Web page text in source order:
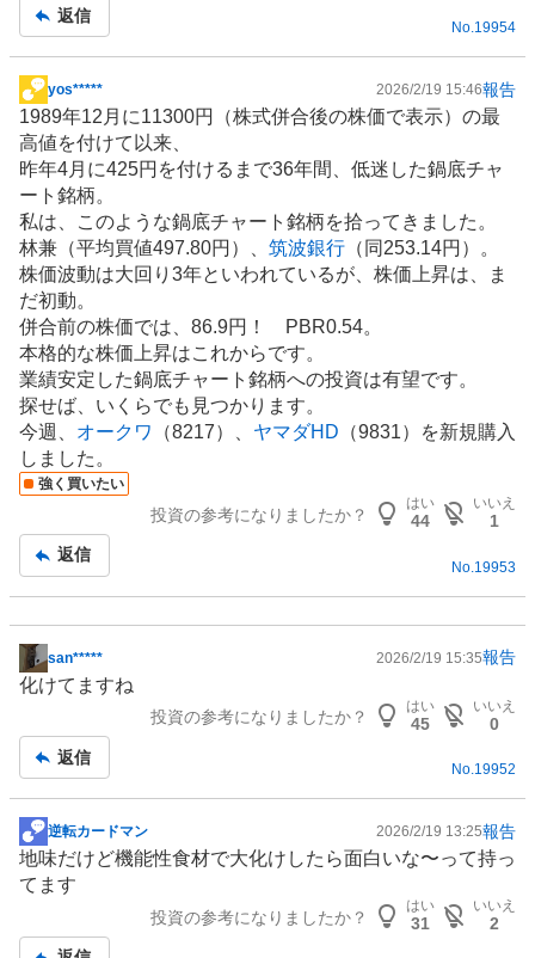
返信
No.19954
掲
示
板
記
yos***** 2026/2/19 15:46報告
1989年12月に11300円（株式併合後の株価で表示）の最
高値を付けて以来、
昨年4月に425円を付けるまで36年間、低迷した鍋底チャ
ート銘柄。
私は、このような鍋底チャート銘柄を拾ってきました。
林兼（平均買値497.80円）、 筑波銀行 （同253.14円）。
株価波動は大回り3年といわれているが、株価上昇は、ま
だ初動。
併合前の株価では、86.9円！ PBR0.54。
本格的な株価上昇はこれからです。
業績安定した鍋底チャート銘柄への投資は有望です。
探せば、いくらでも見つかります。
今週、 オークワ （8217）、 ヤマダHD （9831）を新規購入
しました。
強く買いたい
投資の参考になりましたか？
はい
44
いいえ
1
返信
No. 19953
掲
示
事
san***** 2026/2/19 15:35報告
化けてますね
投資の参考になりましたか？
はい
45
いいえ
0
返信
No.19952
掲
示
板
逆転カードマン 2026/2/19 13:25報告
地味だけど機能性食材で大化けしたら面白いな〜って持っ
てます
投資の参考になりましたか？
はい
31
いいえ
2